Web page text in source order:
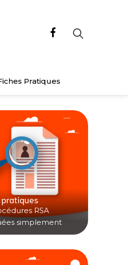
Pratiques
pratiques
RSA
simplement